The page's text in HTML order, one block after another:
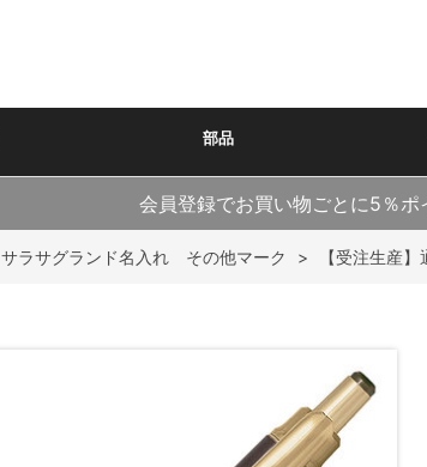
部品
会員登録でお買い物ごとに5％ポ
サラサグランド名入れ その他マーク > 【受注生産